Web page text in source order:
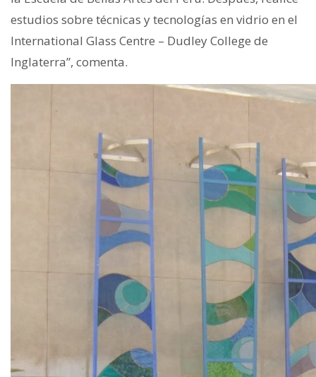
estudios sobre técnicas y tecnologías en vidrio en el
International Glass Centre – Dudley College de
Inglaterra”, comenta.